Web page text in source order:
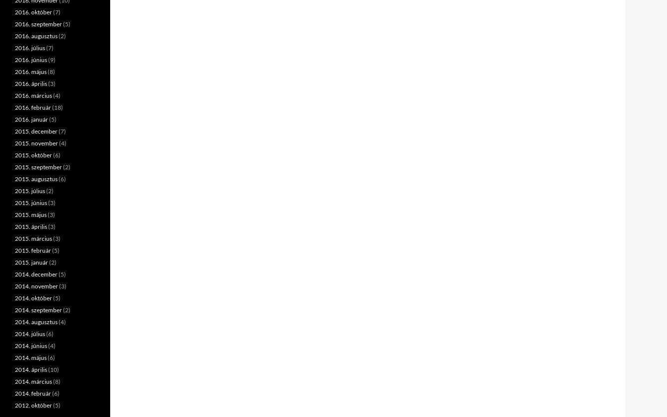
2016. október(7)
2016. szeptember(5)
2016. augusztus(2)
2016. július(7)
2016. június(9)
2016. május(8)
2016. április(3)
2016. március(4)
2016. február(18)
2016. január(5)
2015. december(7)
2015. november(4)
2015. október(6)
2015. szeptember(2)
2015. augusztus(6)
2015. július(2)
2015. június(3)
2015. május(3)
2015. április(3)
2015. március(3)
2015. február(5)
2015. január(2)
2014. december(5)
2014. november(3)
2014. október(5)
2014. szeptember(2)
2014. augusztus(4)
2014. július(6)
2014. június(4)
2014. május(6)
2014. április(10)
2014. március(8)
2014. február(6)
2012. október(5)